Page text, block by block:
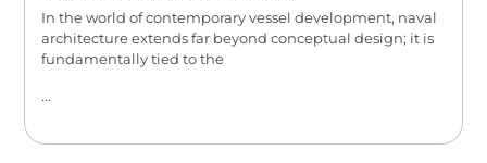
In the world of contemporary vessel development, naval
architecture extends far beyond conceptual design; it is
fundamentally tied to the
...